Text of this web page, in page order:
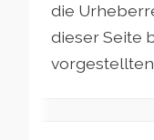
die
dieser Seite